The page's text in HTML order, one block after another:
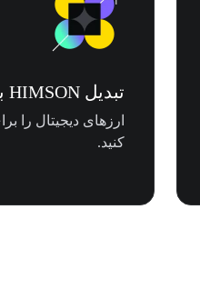
تبدیل HIMSON به USD
کنید.